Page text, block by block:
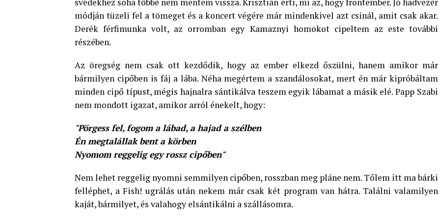
módján tüzeli fel a tömeget és a koncert végére már mindenkivel azt csinál, amit csak akar.
Derék férfimunka volt, az orromban egy Kamaznyi homokot cipeltem az este további
részében.
Az öregség nem csak ott kezdődik, hogy az ember elkezd őszülni, hanem amikor már
bármilyen cipőben is fáj a lába. Néha megértem a szandálosokat, mert én már kipróbáltam
minden cipő típust, mégis hajnalra sántikálva teszem egyik lábamat a másik elé. Papp Szabi
nem mondott igazat, amikor arról énekelt, hogy:
"Pörgess fel, fogom a lábad, a hajad a szélben
Én megtalállak bent a körben
Nyomom reggelig egy rossz cipőben"
Nem lehet reggelig nyomni semmilyen cipőben, rosszban meg pláne nem. Tőlem itt ma bárki
felléphet, a Fish! ugrálás után nekem már csak két program van hátra. Találni valamilyen
kaját, bármilyet, és valahogy elsántikálni a szállásomra.